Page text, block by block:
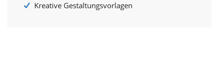
Kreative Gestaltungsvorlagen